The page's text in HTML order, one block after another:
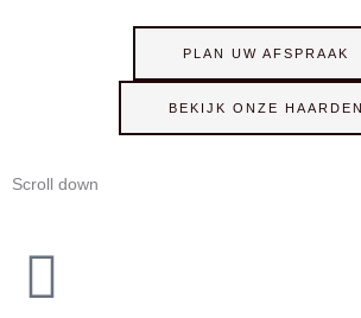
PLAN UW AFSPRAAK
BEKIJK ONZE HAARDEN
Scroll down